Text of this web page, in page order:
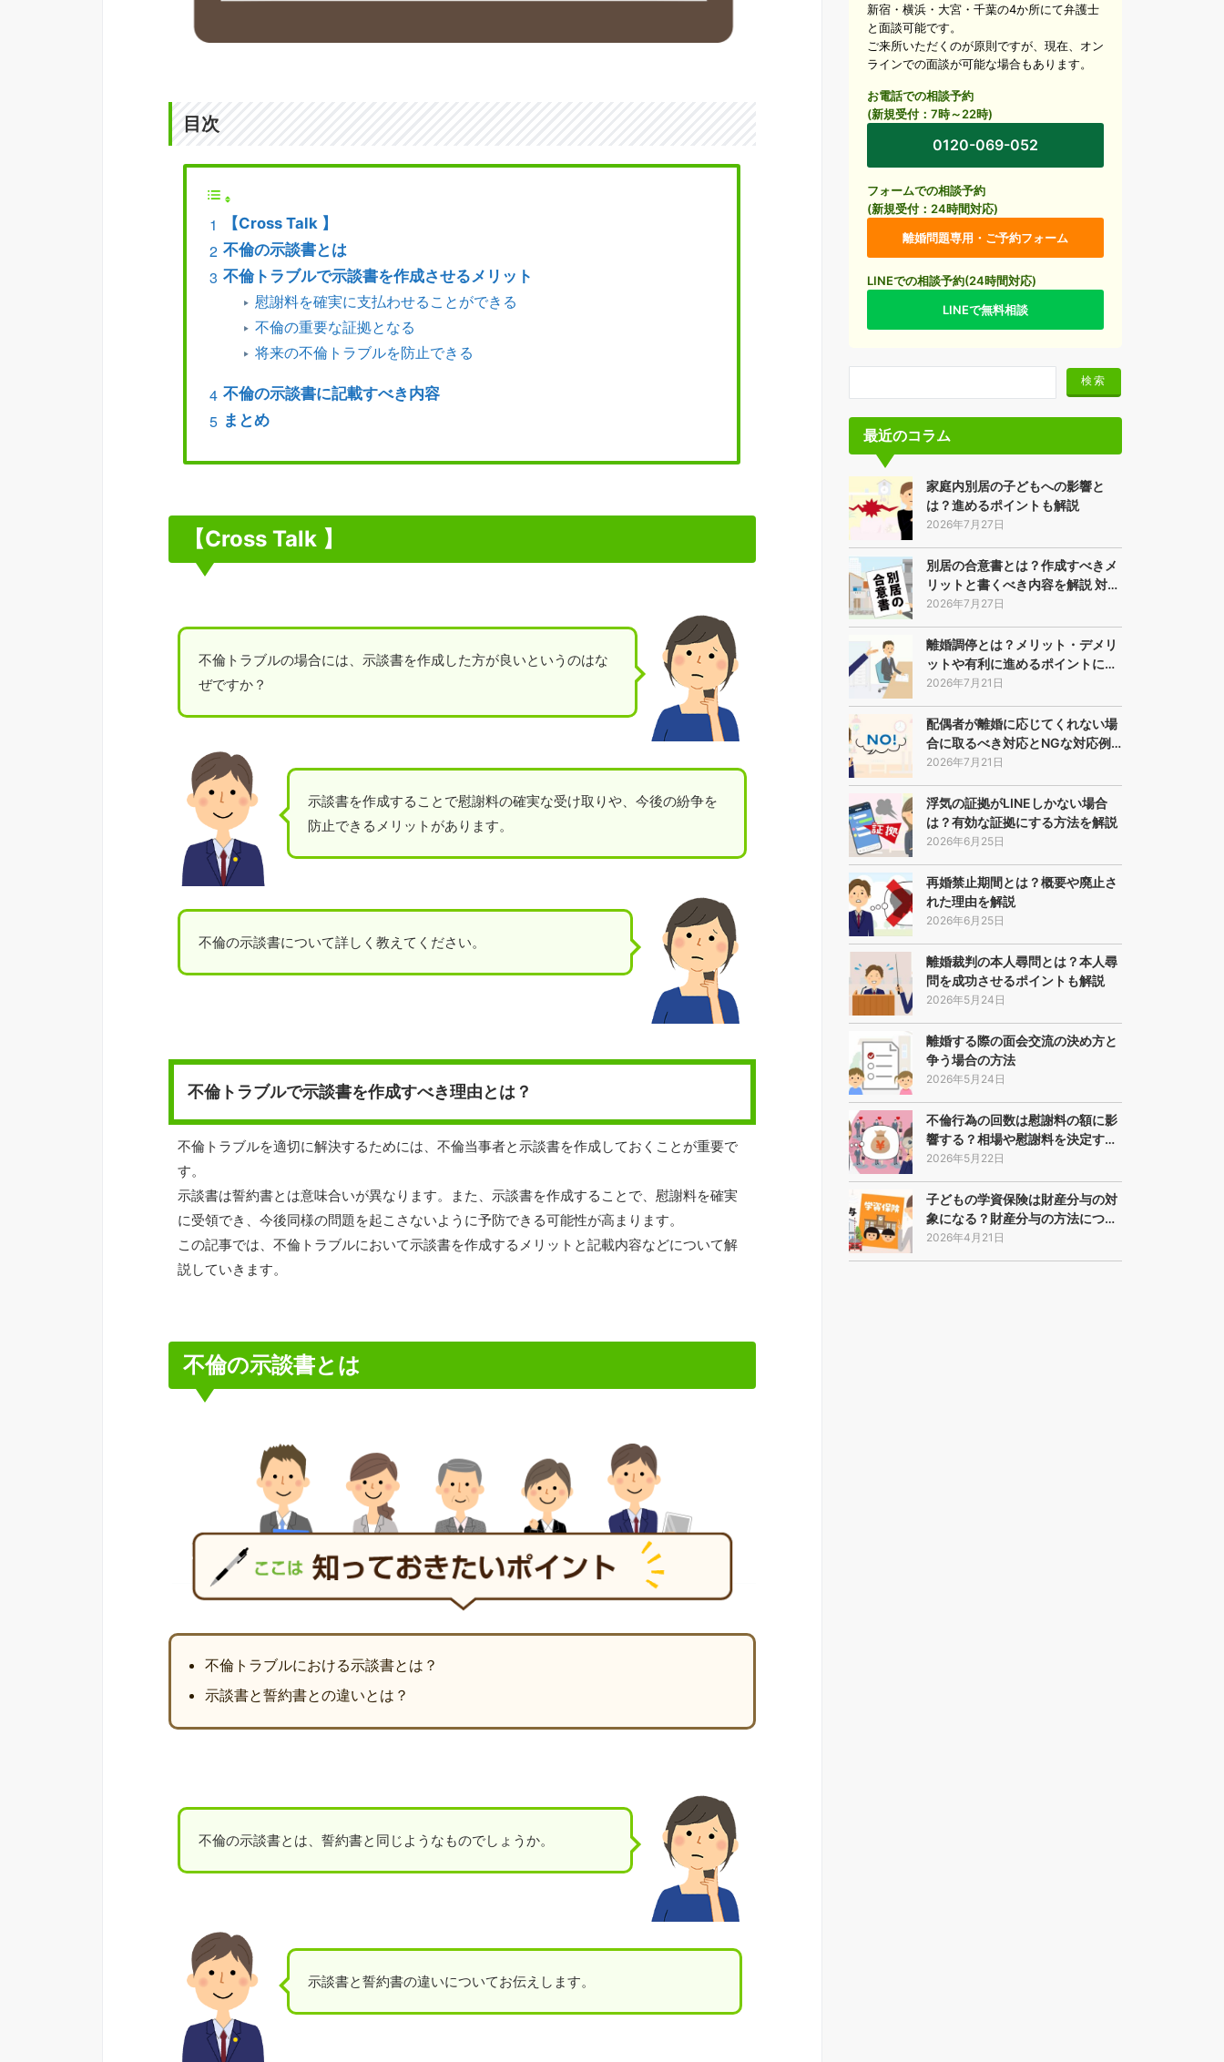
目次
【Cross Talk 】
不倫の示談書とは
不倫トラブルで示談書を作成させるメリット
慰謝料を確実に支払わせることができる
不倫の重要な証拠となる
将来の不倫トラブルを防止できる
不倫の示談書に記載すべき内容
まとめ
【Cross Talk 】
不倫トラブルの場合には、示談書を作成した方が良いというのはな
ぜですか？
示談書を作成することで慰謝料の確実な受け取りや、今後の紛争を
防止できるメリットがあります。
不倫の示談書について詳しく教えてください。
不倫トラブルで示談書を作成すべき理由とは？
不倫トラブルを適切に解決するためには、不倫当事者と示談書を作成しておくことが重要で
す。
示談書は誓約書とは意味合いが異なります。また、示談書を作成することで、慰謝料を確実
に受領でき、今後同様の問題を起こさないように予防できる可能性が高まります。
この記事では、不倫トラブルにおいて示談書を作成するメリットと記載内容などについて解
説していきます。
不倫の示談書とは
不倫トラブルにおける示談書とは？
示談書と誓約書との違いとは？
不倫の示談書とは、誓約書と同じようなものでしょうか。
示談書と誓約書の違いについてお伝えします。
新宿・横浜・大宮・千葉の4か所にて弁護士
と面談可能です。
ご来所いただくのが原則ですが、現在、オン
ラインでの面談が可能な場合もあります。
お電話での相談予約
(新規受付：7時～22時)
0120-069-052
フォームでの相談予約
(新規受付：24時間対応)
離婚問題専用・ご予約フォーム
LINEでの相談予約(24時間対応)
LINEで無料相談
最近のコラム
家庭内別居の子どもへの影響と
は？進めるポイントも解説
2026年7月27日
別居の合意書とは？作成すべきメ
リットと書くべき内容を解説 対…
2026年7月27日
離婚調停とは？メリット・デメリ
ットや有利に進めるポイントに…
2026年7月21日
配偶者が離婚に応じてくれない場
合に取るべき対応とNGな対応例…
2026年7月21日
浮気の証拠がLINEしかない場合
は？有効な証拠にする方法を解説
2026年6月25日
再婚禁止期間とは？概要や廃止さ
れた理由を解説
2026年6月25日
離婚裁判の本人尋問とは？本人尋
問を成功させるポイントも解説
2026年5月24日
離婚する際の面会交流の決め方と
争う場合の方法
2026年5月24日
不倫行為の回数は慰謝料の額に影
響する？相場や慰謝料を決定す…
2026年5月22日
子どもの学資保険は財産分与の対
象になる？財産分与の方法につ…
2026年4月21日